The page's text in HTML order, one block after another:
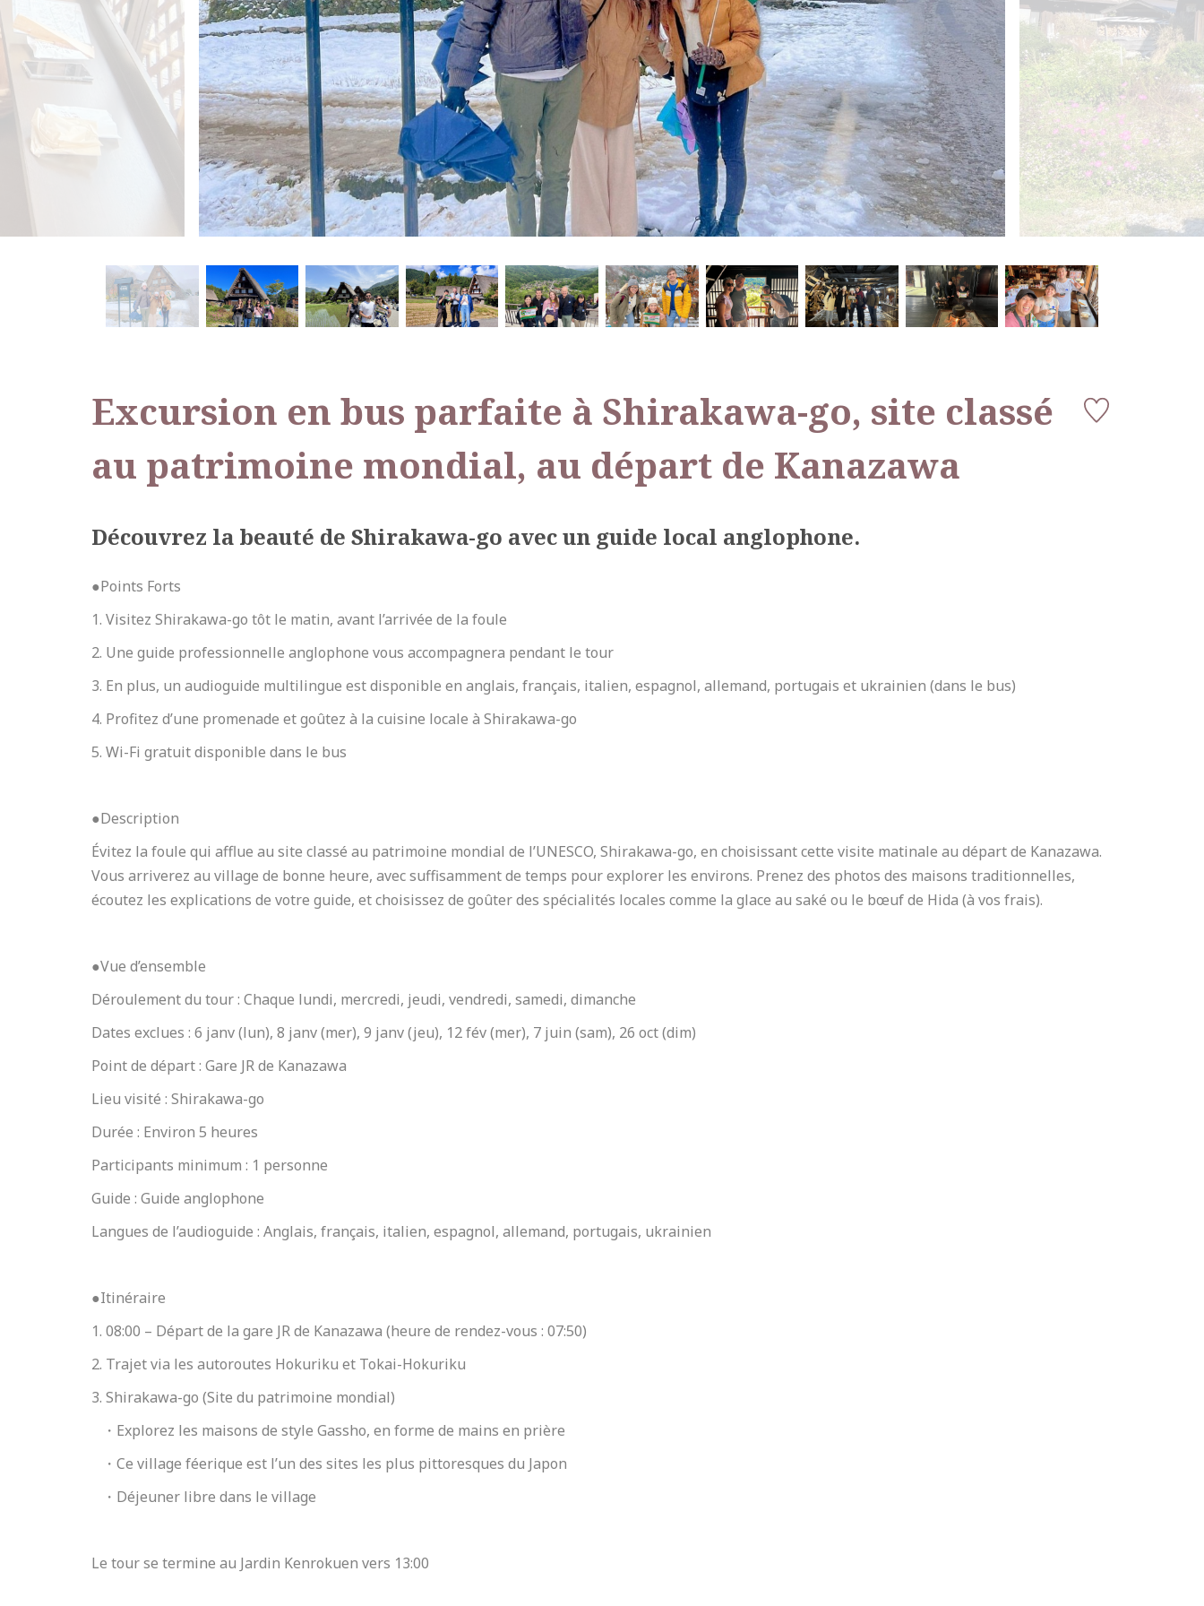
Excursion en bus parfaite à Shirakawa-go, site classé
au patrimoine mondial, au départ de Kanazawa
Découvrez la beauté de Shirakawa-go avec un guide local anglophone.
●Points Forts
1. Visitez Shirakawa-go tôt le matin, avant l’arrivée de la foule
2. Une guide professionnelle anglophone vous accompagnera pendant le tour
3. En plus, un audioguide multilingue est disponible en anglais, français, italien, espagnol, allemand, portugais et ukrainien (dans le bus)
4. Profitez d’une promenade et goûtez à la cuisine locale à Shirakawa-go
5. Wi-Fi gratuit disponible dans le bus
●Description
Évitez la foule qui afflue au site classé au patrimoine mondial de l’UNESCO, Shirakawa-go, en choisissant cette visite matinale au départ de Kanazawa.
Vous arriverez au village de bonne heure, avec suffisamment de temps pour explorer les environs. Prenez des photos des maisons traditionnelles,
écoutez les explications de votre guide, et choisissez de goûter des spécialités locales comme la glace au saké ou le bœuf de Hida (à vos frais).
●Vue d’ensemble
Déroulement du tour : Chaque lundi, mercredi, jeudi, vendredi, samedi, dimanche
Dates exclues : 6 janv (lun), 8 janv (mer), 9 janv (jeu), 12 fév (mer), 7 juin (sam), 26 oct (dim)
Point de départ : Gare JR de Kanazawa
Lieu visité : Shirakawa-go
Durée : Environ 5 heures
Participants minimum : 1 personne
Guide : Guide anglophone
Langues de l’audioguide : Anglais, français, italien, espagnol, allemand, portugais, ukrainien
●Itinéraire
1. 08:00 – Départ de la gare JR de Kanazawa (heure de rendez-vous : 07:50)
2. Trajet via les autoroutes Hokuriku et Tokai-Hokuriku
3. Shirakawa-go (Site du patrimoine mondial)
・Explorez les maisons de style Gassho, en forme de mains en prière
・Ce village féerique est l’un des sites les plus pittoresques du Japon
・Déjeuner libre dans le village
Le tour se termine au Jardin Kenrokuen vers 13:00
＋81 03-6279-2988